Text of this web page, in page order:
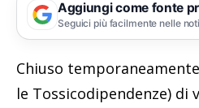
Aggiungi come fonte
Seguici più facilmente nelle
Chiuso
le Tossicodipendenze) di